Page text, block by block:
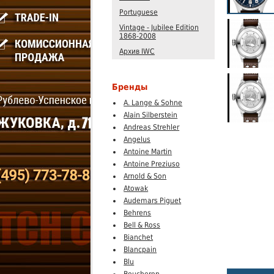
Portuguese
Vintage - Jubilee Edition
1868-2008
Архив IWC
Бренды
A. Lange & Sohne
Alain Silberstein
Andreas Strehler
Angelus
Antoine Martin
Antoine Preziuso
Arnold & Son
Atowak
Audemars Piguet
Behrens
Bell & Ross
Bianchet
Blancpain
Blu